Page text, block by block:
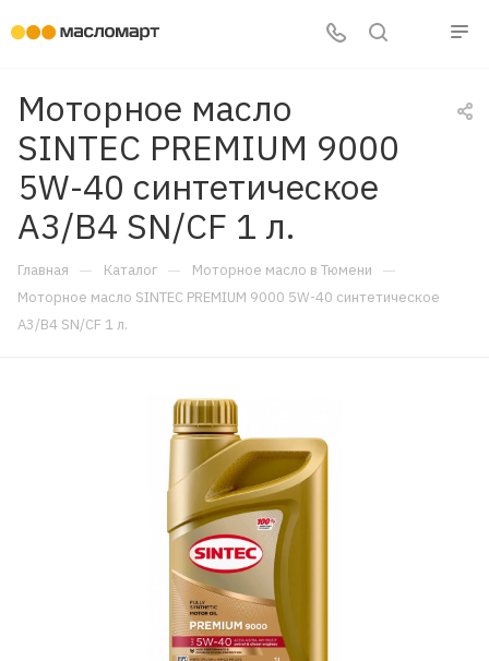
Моторное масло
SINTEC PREMIUM 9000
5W-40 синтетическое
A3/B4 SN/CF 1 л.
Главная — Каталог — Моторное масло в Тюмени —
Моторное масло SINTEC PREMIUM 9000 5W-40 синтетическое
A3/B4 SN/CF 1 л.